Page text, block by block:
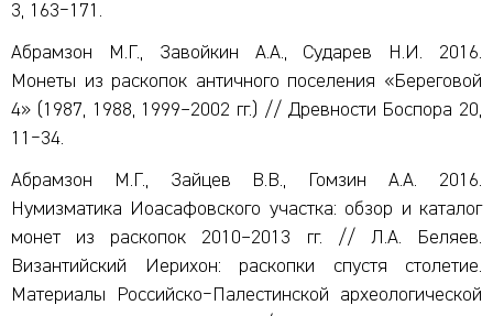
3, 163‒171.
Абрамзон М.Г., Завойкин А.А., Сударев Н.И. 2016.
Монеты из раскопок античного поселения «Береговой
4» (1987, 1988, 1999–2002 гг.) // Древности Боспора 20,
11‒34.
Абрамзон М.Г., Зайцев В.В., Гомзин А.А. 2016.
Нумизматика Иоасафовского участка: обзор и каталог
монет из раскопок 2010–2013 гг. // Л.А. Беляев.
Византийский Иерихон: раскопки спустя столетие.
Материалы Российско‒Палестинской археологической